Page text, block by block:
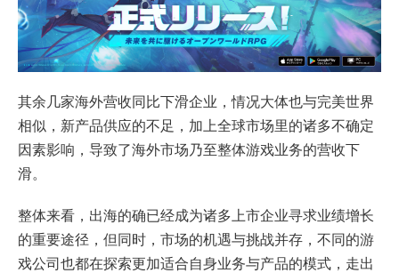
其余几家海外营收同比下滑企业，情况大体也与完美世界
相似，新产品供应的不足，加上全球市场里的诸多不确定
因素影响，导致了海外市场乃至整体游戏业务的营收下
滑。
整体来看，出海的确已经成为诸多上市企业寻求业绩增长
的重要途径，但同时，市场的机遇与挑战并存，不同的游
戏公司也都在探索更加适合自身业务与产品的模式，走出